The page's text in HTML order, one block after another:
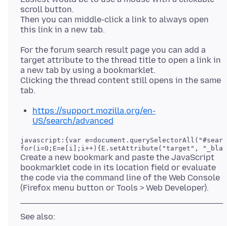
scroll button.
Then you can middle-click a link to always open
For the forum search result page you can add a
target attribute to the thread title to open a link in
a new tab by using a bookmarklet.
Clicking the thread content still opens in the same
https://support.mozilla.org/en-
US/search/advanced
javascript:{var
Create a new bookmark and paste the JavaScript
bookmarklet code in its location field or evaluate
the code via the command line of the Web Console